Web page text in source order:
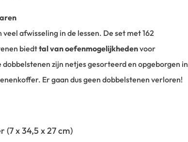
afwisseling in de lessen. De set met 162
biedttal van oefenmogelijkhedenvoor
dobbelstenen zijn netjes gesorteerd en opgeborgen in
Er gaan dus geen dobbelstenen verloren!
(7 x 34,5 x 27 cm)